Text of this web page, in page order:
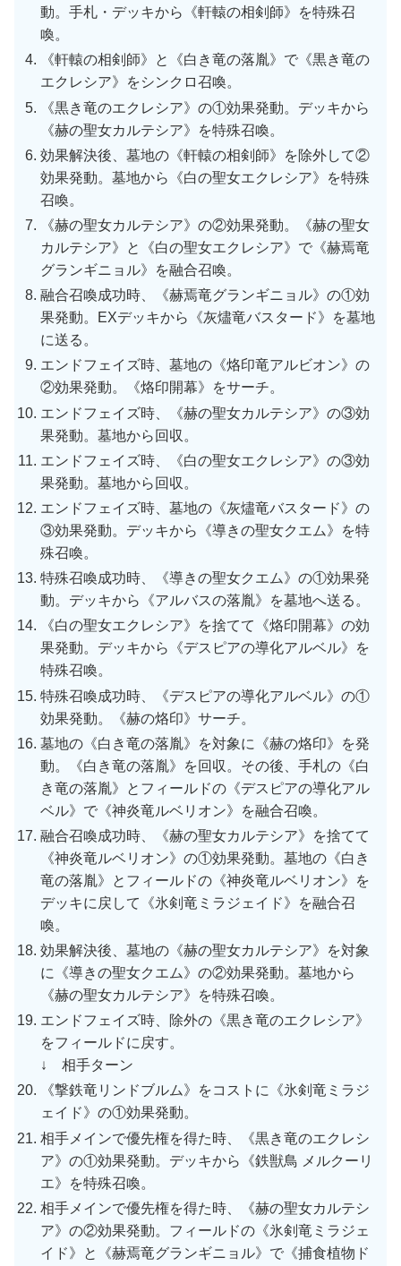
動。手札・デッキから《軒轅の相剣師》を特殊召
喚。
《軒轅の相剣師》と《白き竜の落胤》で《黒き竜の
エクレシア》をシンクロ召喚。
《黒き竜のエクレシア》の①効果発動。デッキから
《赫の聖女カルテシア》を特殊召喚。
効果解決後、墓地の《軒轅の相剣師》を除外して②
効果発動。墓地から《白の聖女エクレシア》を特殊
召喚。
《赫の聖女カルテシア》の②効果発動。《赫の聖女
カルテシア》と《白の聖女エクレシア》で《赫焉竜
グランギニョル》を融合召喚。
融合召喚成功時、《赫焉竜グランギニョル》の①効
果発動。EXデッキから《灰燼竜バスタード》を墓地
に送る。
エンドフェイズ時、墓地の《烙印竜アルビオン》の
②効果発動。《烙印開幕》をサーチ。
エンドフェイズ時、《赫の聖女カルテシア》の③効
果発動。墓地から回収。
エンドフェイズ時、《白の聖女エクレシア》の③効
果発動。墓地から回収。
エンドフェイズ時、墓地の《灰燼竜バスタード》の
③効果発動。デッキから《導きの聖女クエム》を特
殊召喚。
特殊召喚成功時、《導きの聖女クエム》の①効果発
動。デッキから《アルバスの落胤》を墓地へ送る。
《白の聖女エクレシア》を捨てて《烙印開幕》の効
果発動。デッキから《デスピアの導化アルベル》を
特殊召喚。
特殊召喚成功時、《デスピアの導化アルベル》の①
効果発動。《赫の烙印》サーチ。
墓地の《白き竜の落胤》を対象に《赫の烙印》を発
動。《白き竜の落胤》を回収。その後、手札の《白
き竜の落胤》とフィールドの《デスピアの導化アル
ベル》で《神炎竜ルベリオン》を融合召喚。
融合召喚成功時、《赫の聖女カルテシア》を捨てて
《神炎竜ルベリオン》の①効果発動。墓地の《白き
竜の落胤》とフィールドの《神炎竜ルベリオン》を
デッキに戻して《氷剣竜ミラジェイド》を融合召
喚。
効果解決後、墓地の《赫の聖女カルテシア》を対象
に《導きの聖女クエム》の②効果発動。墓地から
《赫の聖女カルテシア》を特殊召喚。
エンドフェイズ時、除外の《黒き竜のエクレシア》
をフィールドに戻す。
↓ 相手ターン
《撃鉄竜リンドブルム》をコストに《氷剣竜ミラジ
ェイド》の①効果発動。
相手メインで優先権を得た時、《黒き竜のエクレシ
ア》の①効果発動。デッキから《鉄獣鳥 メルクーリ
エ》を特殊召喚。
相手メインで優先権を得た時、《赫の聖女カルテシ
ア》の②効果発動。フィールドの《氷剣竜ミラジェ
イド》と《赫焉竜グランギニョル》で《捕食植物ド